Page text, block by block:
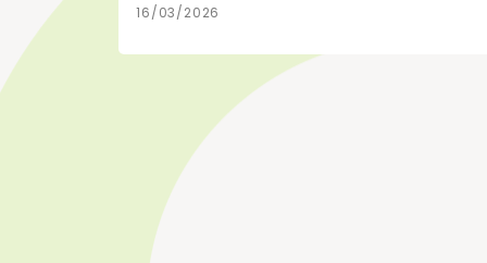
16/03/2026